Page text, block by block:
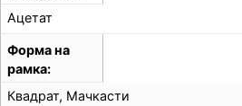
Ацетат
Форма на
рамка
Квадрат, Мачкасти